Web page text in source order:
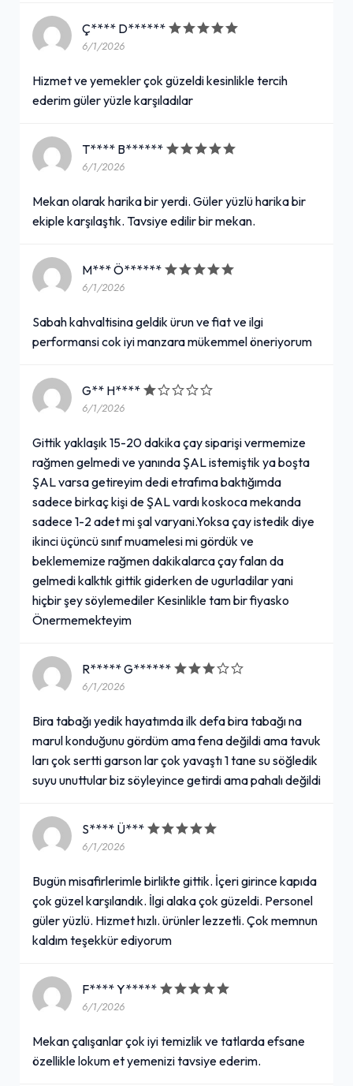
Ç**** D******
6/1/2026
Hizmet ve yemekler çok güzeldi kesinlikle tercih
ederim güler yüzle karşıladılar
T**** B******
6/1/2026
Mekan olarak harika bir yerdi. Güler yüzlü harika bir
ekiple karşılaştık. Tavsiye edilir bir mekan.
M*** Ö******
6/1/2026
Sabah kahvaltisina geldik ürun ve fiat ve ilgi
performansi cok iyi manzara mükemmel öneriyorum
G** H****
6/1/2026
Gittik yaklaşık 15-20 dakika çay siparişi vermemize
rağmen gelmedi ve yanında ŞAL istemiştik ya boşta
ŞAL varsa getireyim dedi etrafıma baktığımda
sadece birkaç kişi de ŞAL vardı koskoca mekanda
sadece 1-2 adet mi şal varyani.Yoksa çay istedik diye
ikinci üçüncü sınıf muamelesi mi gördük ve
beklememize rağmen dakikalarca çay falan da
gelmedi kalktık gittik giderken de ugurladilar yani
hiçbir şey söylemediler Kesinlikle tam bir fiyasko
Önermemekteyim
R***** G******
6/1/2026
Bira tabağı yedik hayatımda ilk defa bira tabağı na
marul konduğunu gördüm ama fena değildi ama tavuk
ları çok sertti garson lar çok yavaştı 1 tane su söğledik
suyu unuttular biz söyleyince getirdi ama pahalı değildi
S**** Ü***
6/1/2026
Bugün misafirlerimle birlikte gittik. İçeri girince kapıda
çok güzel karşılandık. İlgi alaka çok güzeldi. Personel
güler yüzlü. Hizmet hızlı. ürünler lezzetli. Çok memnun
kaldım teşekkür ediyorum
F**** Y*****
6/1/2026
Mekan çalışanlar çok iyi temizlik ve tatlarda efsane
özellikle lokum et yemenizi tavsiye ederim.